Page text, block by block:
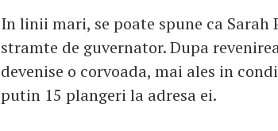
In linii mari, se poate spune ca
stramte de guvernator. Dupa
devenise o corvoada, mai ales in
putin 15 plangeri la adresa ei.